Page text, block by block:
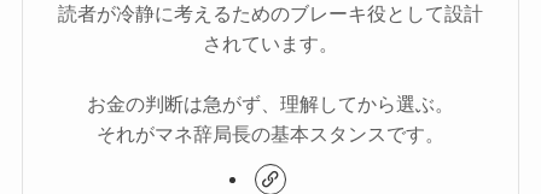
読者が冷静に考えるためのブレーキ役として設計
されています。
お金の判断は急がず、理解してから選ぶ。
それがマネ辞局長の基本スタンスです。